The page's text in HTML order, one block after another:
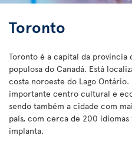
Toronto
Toronto é a capital da província
populosa do Canadá. Está
costa noroeste do Lago
importante centro cultural e
sendo também a cidade com
país, com cerca de 200 idiomas
implanta.